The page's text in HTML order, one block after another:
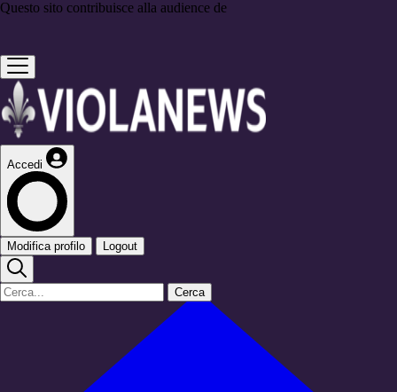
Questo sito contribuisce alla audience de
Accedi
Modifica profilo Logout
Cerca